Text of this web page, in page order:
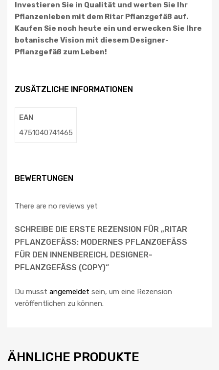
Investieren Sie in Qualität und werten Sie Ihr
Pflanzenleben mit dem Ritar Pflanzgefäß auf.
Kaufen Sie noch heute ein und erwecken Sie Ihre
botanische Vision mit diesem Designer-
Pflanzgefäß zum Leben!
ZUSÄTZLICHE INFORMATIONEN
EAN
4751040741465
BEWERTUNGEN
There are no reviews yet
SCHREIBE DIE ERSTE REZENSION FÜR „RITAR
PFLANZGEFÄSS: MODERNES PFLANZGEFÄSS FÜ
R DEN INNENBEREICH, DESIGNER-PF
LANZGEFÄSS (COPY)“
Du musst angemeldet sein, um eine Rezension
veröffentlichen zu können.
ÄHNLICHE PRODUKTE